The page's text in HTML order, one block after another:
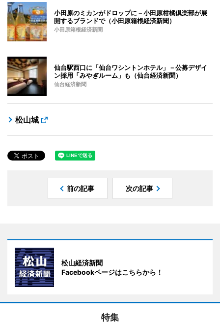
小田原のミカンがドロップに－小田原柑橘倶楽部が展
開するブランドで（小田原箱根経済新聞）
小田原箱根経済新聞
仙台駅西口に「仙台ワシントンホテル」－公募デザイ
ン採用「みやぎルーム」も（仙台経済新聞）
仙台経済新聞
松山城
前の記事 次の記事
松山経済新聞
Facebookページはこちらから！
特集